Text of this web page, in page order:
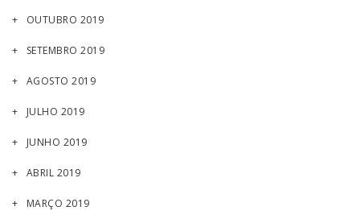
OUTUBRO 2019
SETEMBRO 2019
AGOSTO 2019
JULHO 2019
JUNHO 2019
ABRIL 2019
MARÇO 2019